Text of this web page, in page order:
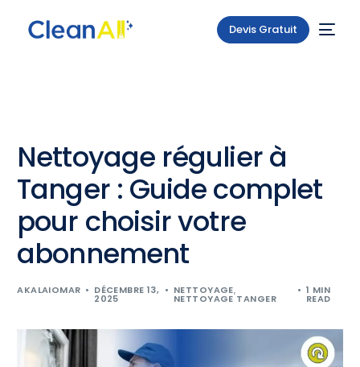
Devis Gratuit
Nettoyage régulier à
Tanger : Guide complet
pour choisir votre
abonnement
AKALAIOMAR DÉCEMBRE 13,
2025
NETTOYAGE,
NETTOYAGE TANGER
1 MIN
READ